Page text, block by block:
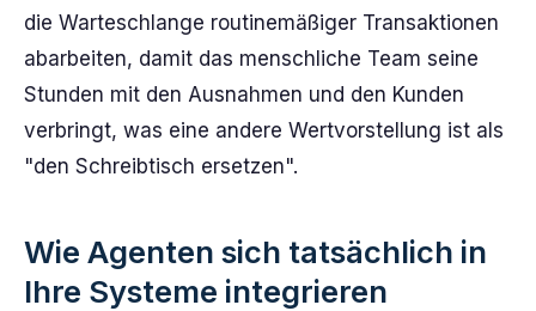
die Warteschlange routinemäßiger Transaktionen
abarbeiten, damit das menschliche Team seine
Stunden mit den Ausnahmen und den Kunden
verbringt, was eine andere Wertvorstellung ist als
"den Schreibtisch ersetzen".
Wie Agenten sich tatsächlich in
Ihre Systeme integrieren